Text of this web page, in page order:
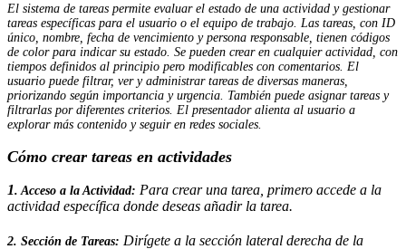
El sistema de tareas permite evaluar el estado de una actividad y gestionar
tareas específicas para el usuario o el equipo de trabajo. Las tareas, con ID
único, nombre, fecha de vencimiento y persona responsable, tienen códigos
de color para indicar su estado. Se pueden crear en cualquier actividad, con
tiempos definidos al principio pero modificables con comentarios. El
usuario puede filtrar, ver y administrar tareas de diversas maneras,
priorizando según importancia y urgencia. También puede asignar tareas y
filtrarlas por diferentes criterios. El presentador alienta al usuario a
explorar más contenido y seguir en redes sociales.
Cómo crear tareas en actividades
1. Acceso a la Actividad: Para crear una tarea, primero accede a la
actividad específica donde deseas añadir la tarea.
2. Sección de Tareas: Dirígete a la sección lateral derecha de la